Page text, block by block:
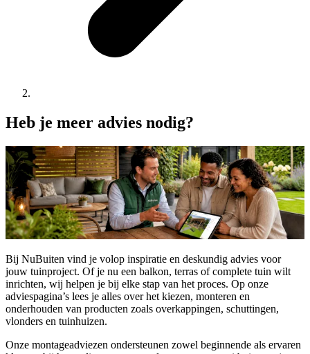
Heb je meer advies nodig?
Bij NuBuiten vind je volop inspiratie en deskundig advies voor
jouw tuinproject. Of je nu een balkon, terras of complete tuin wilt
inrichten, wij helpen je bij elke stap van het proces. Op onze
adviespagina’s lees je alles over het kiezen, monteren en
onderhouden van producten zoals overkappingen, schuttingen,
vlonders en tuinhuizen.
Onze montageadviezen ondersteunen zowel beginnende als ervaren